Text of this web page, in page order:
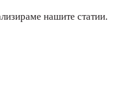
нашите статии.